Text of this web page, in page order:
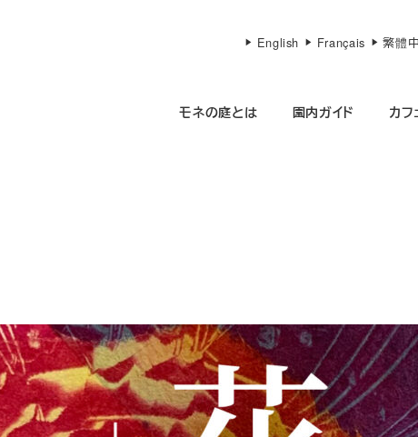
English Français 繁體
モネの庭とは 園内ガイド カフ